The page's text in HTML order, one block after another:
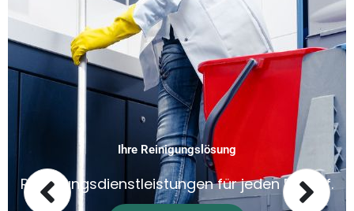
Ihre Reinigungslösung
Reinigungsdienstleistungen für jeden Bedarf.